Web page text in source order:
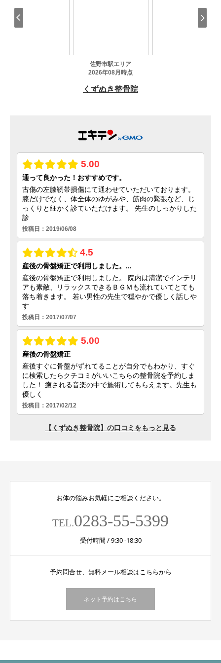
お体の悩みお気軽にご相談ください。
TEL.0283-55-5399
受付時間 / 9:30 -18:30
予約問合せ、無料メール相談はこちらから
ネット予約はこちら